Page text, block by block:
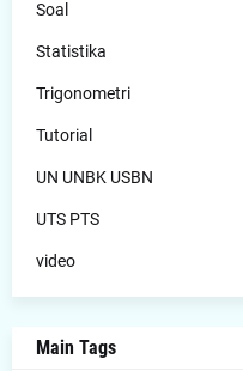
Soal
Statistika
Trigonometri
Tutorial
UN UNBK USBN
UTS PTS
video
Main Tags